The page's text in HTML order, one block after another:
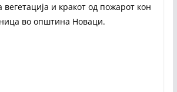
вегетација и кракот од пожарот кон
во општина Новаци.